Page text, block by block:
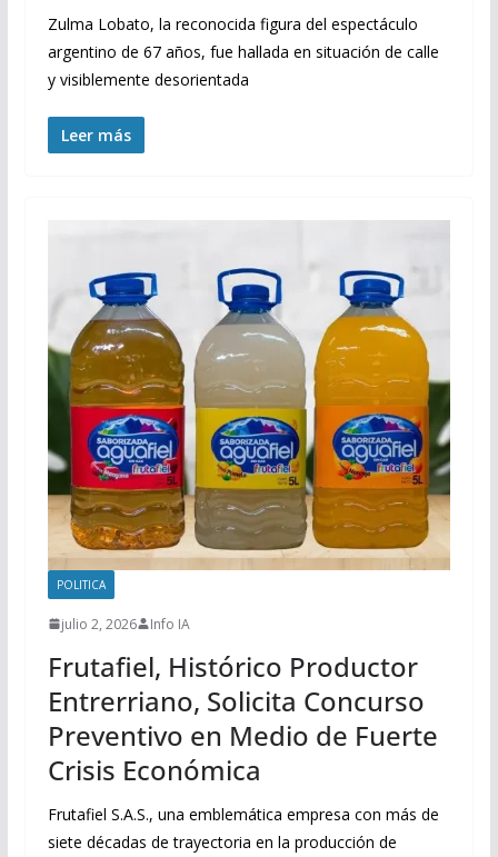
Zulma Lobato, la reconocida figura del espectáculo
argentino de 67 años, fue hallada en situación de calle
y visiblemente desorientada
Leer más
POLITICA
julio 2, 2026 Info IA
Frutafiel, Histórico Productor
Entrerriano, Solicita Concurso
Preventivo en Medio de Fuerte
Crisis Económica
Frutafiel S.A.S., una emblemática empresa con más de
siete décadas de trayectoria en la producción de